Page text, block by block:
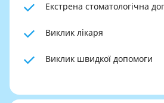
Екстрена стоматологічна
Виклик лікаря
Виклик швидкої допомоги